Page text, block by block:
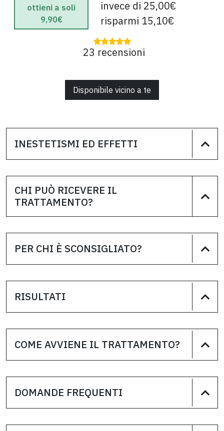
INESTETISMI ED EFFETTI
CHI PUÒ RICEVERE IL
TRATTAMENTO?
PER CHI È SCONSIGLIATO?
RISULTATI
COME AVVIENE IL TRATTAMENTO?
DOMANDE FREQUENTI
ottieni a soli
9,90€
invece di 25,00€
risparmi 15,10€
23 recensioni
Disponibile vicino a te